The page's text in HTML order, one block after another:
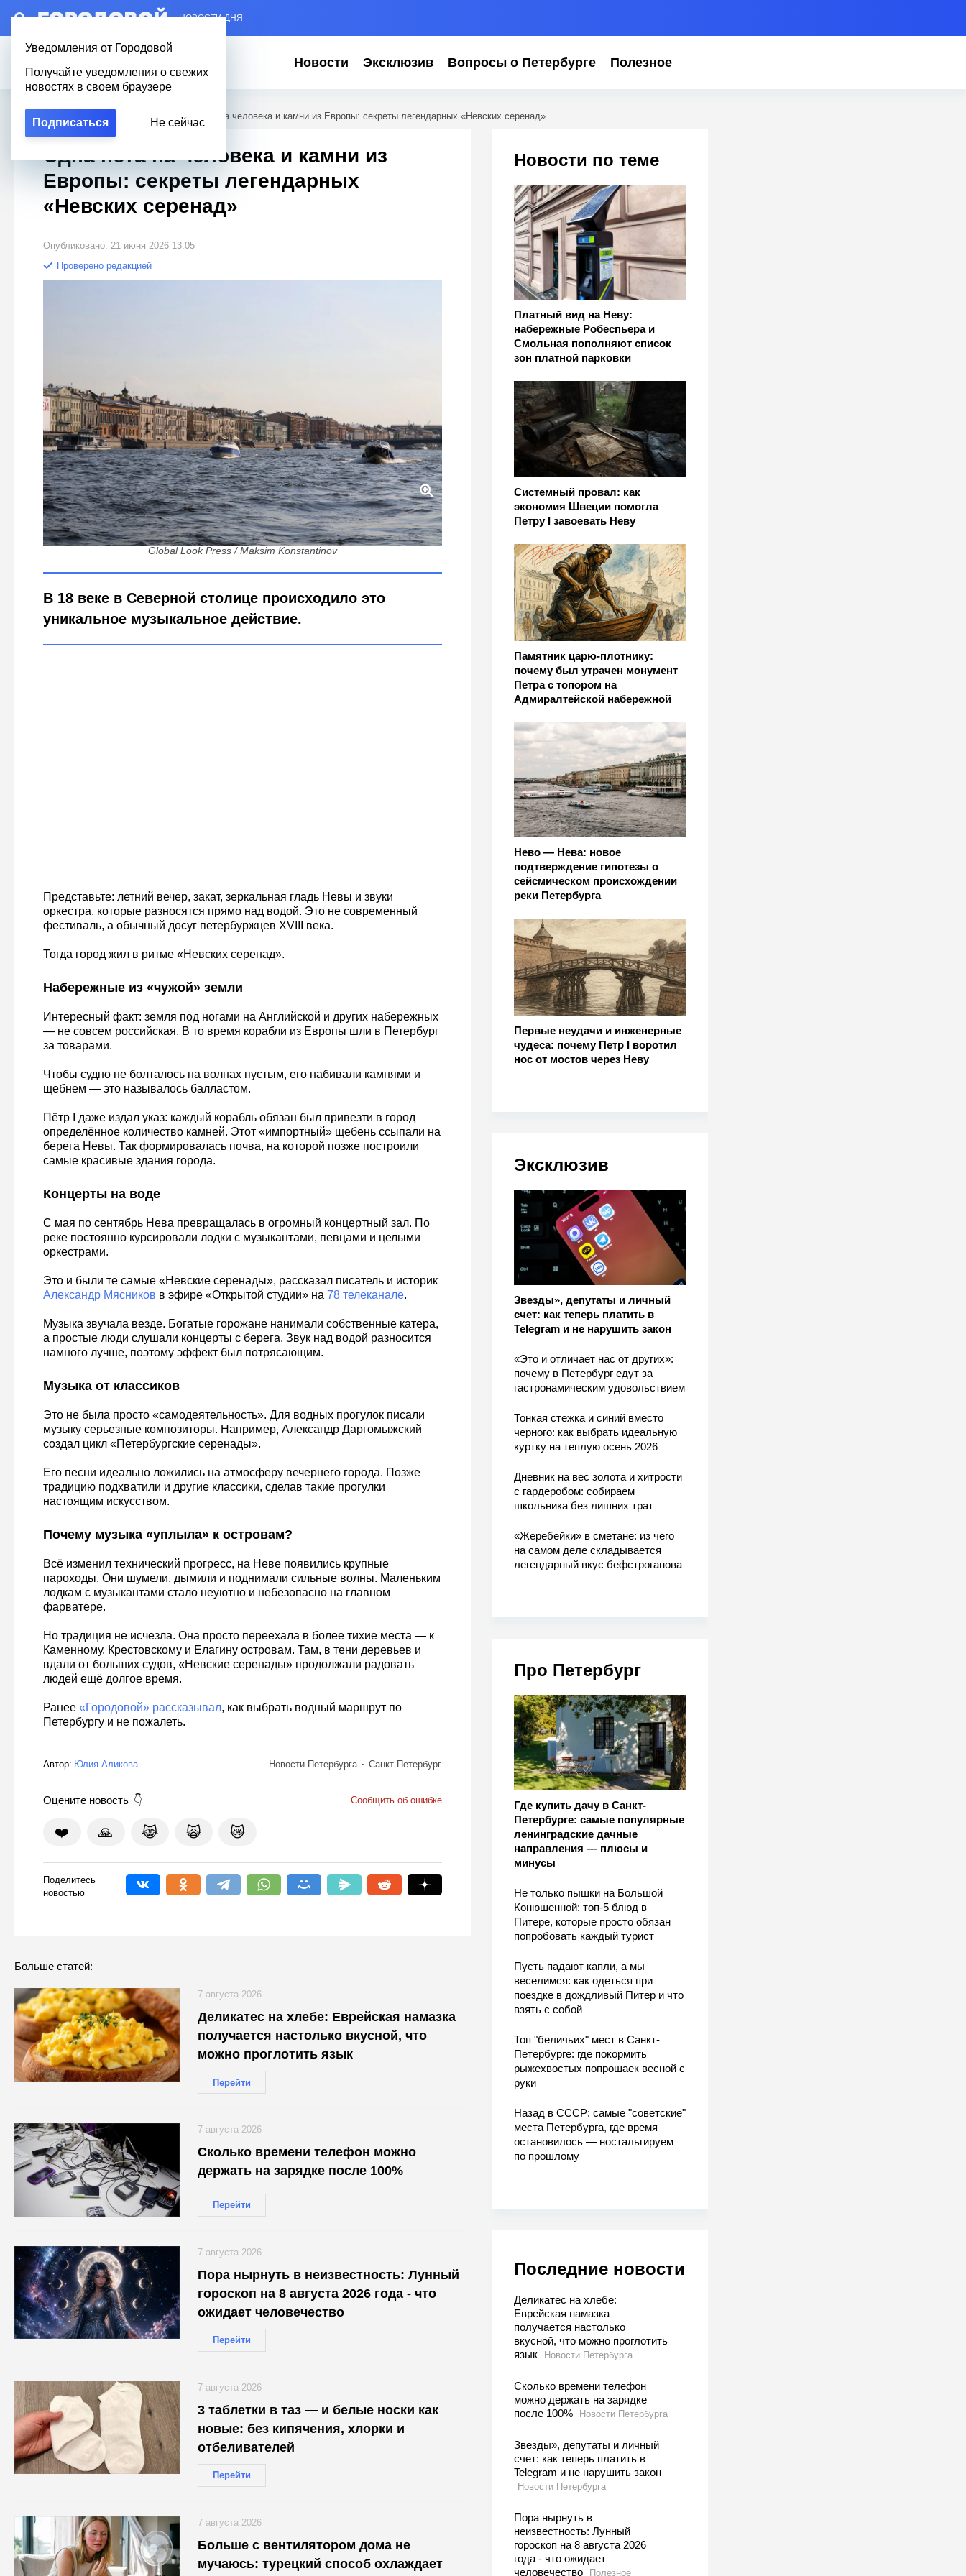
– НОВОСТИ ДНЯ
Уведомления от Городовой
Получайте уведомления о свежих
новостях в своем браузере
Подписаться Не сейчас
Новости Эксклюзив Вопросы о Петербурге Полезное
Городовой Новости Петербурга Одна нота на человека и камни из Европы: секреты легендарных «Невских серенад»
Новости по теме
Платный вид на Неву:
набережные Робеспьера и
Смольная пополняют список
зон платной парковки
Системный провал: как
экономия Швеции помогла
Петру I завоевать Неву
Памятник царю-плотнику:
почему был утрачен монумент
Петра с топором на
Адмиралтейской набережной
Нево — Нева: новое
подтверждение гипотезы о
сейсмическом происхождении
реки Петербурга
Первые неудачи и инженерные
чудеса: почему Петр I воротил
нос от мостов через Неву
Эксклюзив
Звезды», депутаты и личный
счет: как теперь платить в
Telegram и не нарушить закон
«Это и отличает нас от других»:
почему в Петербург едут за
гастронамическим удовольствием
Тонкая стежка и синий вместо
черного: как выбрать идеальную
куртку на теплую осень 2026
Дневник на вес золота и хитрости
с гардеробом: собираем
школьника без лишних трат
«Жеребейки» в сметане: из чего
на самом деле складывается
легендарный вкус бефстроганова
Про Петербург
Где купить дачу в Санкт-
Петербурге: самые популярные
ленинградские дачные
направления — плюсы и
минусы
Не только пышки на Большой
Конюшенной: топ-5 блюд в
Питере, которые просто обязан
попробовать каждый турист
Пусть падают капли, а мы
веселимся: как одеться при
поездке в дождливый Питер и что
взять с собой
Топ "беличьих" мест в Санкт-
Петербурге: где покормить
рыжехвостых попрошаек весной с
руки
Назад в СССР: самые "советские"
места Петербурга, где время
остановилось — ностальгируем
по прошлому
Последние новости
Деликатес на хлебе:
Еврейская намазка
получается настолько
вкусной, что можно проглотить
язык
Новости Петербурга
Сколько времени телефон
можно держать на зарядке
после 100%
Новости Петербурга
Звезды», депутаты и личный
счет: как теперь платить в
Telegram и не нарушить закон
Новости Петербурга
Пора нырнуть в
неизвестность: Лунный
гороскоп на 8 августа 2026
года - что ожидает
человечество
Полезное
Одна нота на человека и камни из
Европы: секреты легендарных
«Невских серенад»
Опубликовано: 21 июня 2026 13:05
Проверено редакцией
Одна нота на человека и камни из Европы: секреты легендарных «Невских
серенад»
Global Look Press / Maksim Konstantinov
В 18 веке в Северной столице происходило это
уникальное музыкальное действие.
Представьте: летний вечер, закат, зеркальная гладь Невы и звуки
оркестра, которые разносятся прямо над водой. Это не современный
фестиваль, а обычный досуг петербуржцев XVIII века.
Тогда город жил в ритме «Невских серенад».
Набережные из «чужой» земли
Интересный факт: земля под ногами на Английской и других набережных
— не совсем российская. В то время корабли из Европы шли в Петербург
за товарами.
Чтобы судно не болталось на волнах пустым, его набивали камнями и
щебнем — это называлось балластом.
Пётр I даже издал указ: каждый корабль обязан был привезти в город
определённое количество камней. Этот «импортный» щебень ссыпали на
берега Невы. Так формировалась почва, на которой позже построили
самые красивые здания города.
Концерты на воде
С мая по сентябрь Нева превращалась в огромный концертный зал. По
реке постоянно курсировали лодки с музыкантами, певцами и целыми
оркестрами.
Это и были те самые «Невские серенады», рассказал писатель и историк
Александр Мясников в эфире «Открытой студии» на 78 телеканале.
Музыка звучала везде. Богатые горожане нанимали собственные катера,
а простые люди слушали концерты с берега. Звук над водой разносится
намного лучше, поэтому эффект был потрясающим.
Музыка от классиков
Это не была просто «самодеятельность». Для водных прогулок писали
музыку серьезные композиторы. Например, Александр Даргомыжский
создал цикл «Петербургские серенады».
Его песни идеально ложились на атмосферу вечернего города. Позже
традицию подхватили и другие классики, сделав такие прогулки
настоящим искусством.
Почему музыка «уплыла» к островам?
Всё изменил технический прогресс, на Неве появились крупные
пароходы. Они шумели, дымили и поднимали сильные волны. Маленьким
лодкам с музыкантами стало неуютно и небезопасно на главном
фарватере.
Но традиция не исчезла. Она просто переехала в более тихие места — к
Каменному, Крестовскому и Елагину островам. Там, в тени деревьев и
вдали от больших судов, «Невские серенады» продолжали радовать
людей ещё долгое время.
Ранее «Городовой» рассказывал, как выбрать водный маршрут по
Петербургу и не пожалеть.
Автор: Юлия Аликова Новости Петербурга Санкт-Петербург
Оцените новость Сообщить об ошибке
❤️ 🙏 😹 🙀 😿
Поделитесь
новостью
Больше статей:
Деликатес на хлебе: Еврейская намазка
получается настолько вкусной, что
можно проглотить язык
Перейти
7 августа 2026
Сколько времени телефон можно
держать на зарядке после 100%
Перейти
7 августа 2026
Пора нырнуть в неизвестность: Лунный
гороскоп на 8 августа 2026 года - что
ожидает человечество
Перейти
7 августа 2026
3 таблетки в таз — и белые носки как
новые: без кипячения, хлорки и
отбеливателей
Перейти
7 августа 2026
Больше с вентилятором дома не
мучаюсь: турецкий способ охлаждает
7 августа 2026